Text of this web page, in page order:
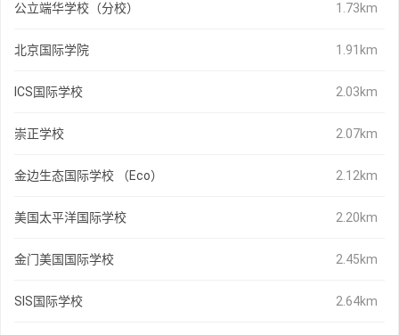
公立端华学校（分校） 1.73km
北京国际学院 1.91km
ICS国际学校 2.03km
崇正学校 2.07km
金边生态国际学校 （Eco） 2.12km
美国太平洋国际学校 2.20km
金门美国国际学校 2.45km
SIS国际学校 2.64km